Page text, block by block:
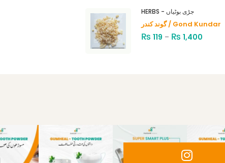
HERBS - جڑی بوٹیاں
گوند کندر / Gond Kundar
₨ 119 – ₨ 1,400